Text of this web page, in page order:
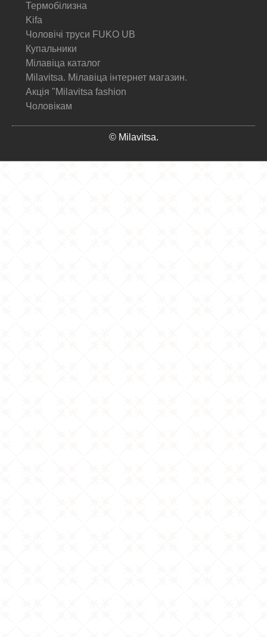
Термобілизна
Kifa
Чоловічі труси FUKO UB
Купальники
Мілавіца каталог
Milavitsa. Мілавіца інтернет магазин.
Акція "Milavitsa fashion
Чоловікам
© Milavitsa.